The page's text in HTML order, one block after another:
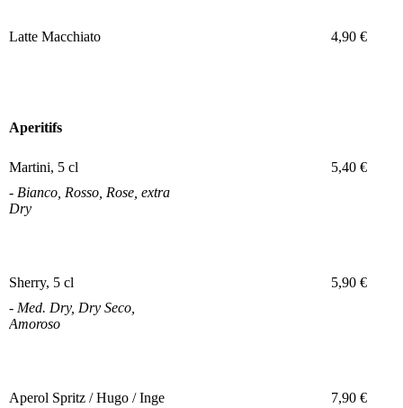
Latte Macchiato 4,90 €
Aperitifs
Martini, 5 cl
5,40 €
- Bianco, Rosso, Rose, extra
Dry
Sherry, 5 cl
5,90 €
- Med. Dry, Dry Seco,
Amoroso
Aperol Spritz / Hugo / Inge 7,90 €